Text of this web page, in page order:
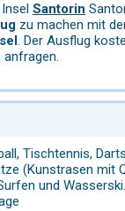
Santorin
zu machen mit
. Der Ausflug
Tischtennis,
(Kunstrasen
und